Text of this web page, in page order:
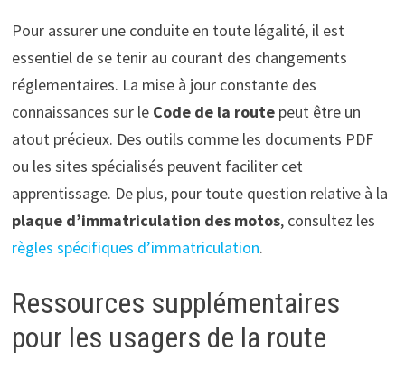
Pour assurer une conduite en toute légalité, il est
essentiel de se tenir au courant des changements
réglementaires. La mise à jour constante des
connaissances sur le Code de la routepeut être un
atout précieux. Des outils comme les documents PDF
ou les sites spécialisés peuvent faciliter cet
apprentissage. De plus, pour toute question relative à la
plaque d’immatriculation des motos, consultez les
règles spécifiques d’immatriculation.
Ressources supplémentaires
pour les usagers de la route